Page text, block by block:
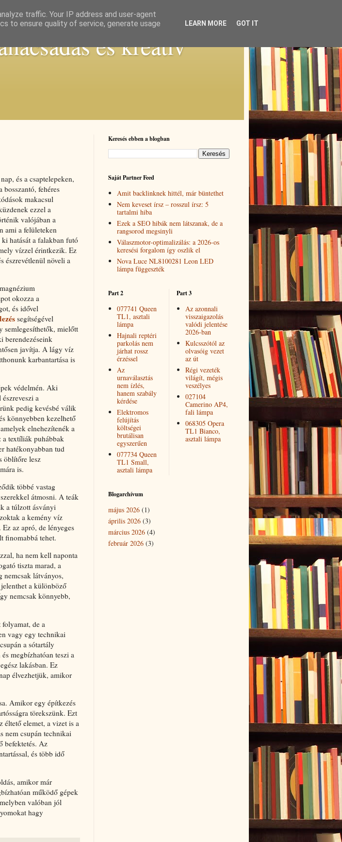
és kreatív
és a csaptelepeken,
fehéres
makacsul
ezzel a
valójában a
ami a felületeken
hatását a falakban futó
vízzel érintkezik. Ez
észrevétlenül növeli a
okozza a
és idővel
segítségével
semlegesíthetők, mielőtt
berendezéseink
javítja. A lágy víz
karbantartása is
védelmén. Aki
a
pedig kevésbé válik
könnyebben kezelhető
elnehezítenék a
a textíliák puhábbak
hatékonyabban tud
öblítőre lesz
is.
többé vastag
átmosni. A teák
a túlzott ásványi
a kemény víz
az apró, de lényeges
finomabbá tehet.
ha nem kell naponta
tiszta marad, a
nemcsak látványos,
a különböző
nemcsak könnyebb,
de a
vagy egy technikai
a sótartály
megbízhatóan teszi a
lakásban. Ez
élvezhetjük, amikor
Amikor egy építkezés
törekszünk. Ezt
éltető elemet, a vizet is a
nem csupán technikai
befektetés. Az
és több idő
amikor már
működő gépek
valóban jól
hagy
Keresés ebben a blogban
Saját Partner Feed
Amit backlinknek hittél, már büntethet
Nem keveset írsz – rosszul írsz: 5
tartalmi hiba
Ezek a SEO hibák nem látszanak, de a
rangsorod megsinyli
Válaszmotor-optimalizálás: a 2026-os
keresési forgalom így oszlik el
Nova Luce NL8100281 Leon LED
lámpa függeszték
Part 2
077741 Queen
TL1, asztali
lámpa
Hajnali reptéri
parkolás nem
járhat rossz
érzéssel
Az
urnaválasztás
nem ízlés,
hanem szabály
kérdése
Elektromos
felújítás
költségei
brutálisan
egyszerűen
077734 Queen
TL1 Small,
asztali lámpa
Part 3
Az azonnali
visszaigazolás
valódi jelentése
2026-ban
Kulcsszótól az
olvasóig vezet
az út
Régi vezeték
világít, mégis
veszélyes
027104
Camerino AP4,
fali lámpa
068305 Opera
TL1 Bianco,
asztali lámpa
Blogarchívum
május 2026 (1)
április 2026 (3)
március 2026 (4)
február 2026 (3)
traffic. Your IP address and user-agent
to ensure quality of service, generate usage
LEARN MORE GOT IT